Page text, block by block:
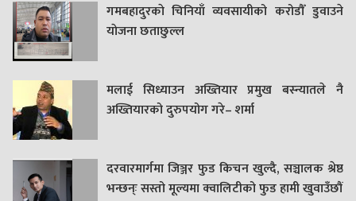
गमबहादुरकाे चिनियाँ व्यवसायीको करोडौँ डुवाउने
याेजना छताछुल्ल
मलाई सिध्याउन अख्तियार प्रमुख बस्न्यातले नै
अख्तियारको दुरुपयोग गरे– शर्मा
दरवारमार्गमा जिञ्जर फुड किचन खुल्दै, सञ्चालक श्रेष्ठ
भन्छन्ः सस्तो मूल्यमा क्वालिटीको फुड हामी खुवाउँछौं